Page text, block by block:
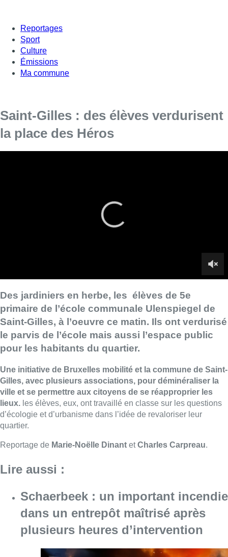
Reportages
Sport
Culture
Émissions
Ma commune
Saint-Gilles : des élèves verdurisent
la place des Héros
pour les habitants du quartier.
ville et se permettre aux citoyens de se réapproprier les
les élèves, eux, ont travaillé en classe sur les questions
d’écologie et d’urbanisme dans l’idée de revaloriser leur
Reportage deMarie-Noëlle Dinantet Charles Carpreau.
Lire aussi :
dans un entrepôt maîtrisé après
plusieurs heures d’intervention